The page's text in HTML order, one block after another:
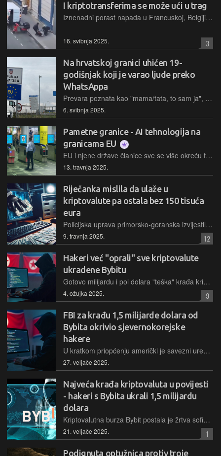
I kriptotransferima se može ući u trag
Iznenadni porast napada u Francuskoj, Belgiji i Španjolskoj tijekom posljednjih nekoliko mjeseci sugerira da je pljačka kriptovaluta kao taktika privukla pažnju organiziranog kriminala zbog uvjerenja da je kriptotransfere nemoguće pratiti što je, pogrešno
16. svibnja 2025. 3
Na hrvatskoj granici uhićen 19-
godišnjak koji je varao ljude preko
WhatsAppa
Prevara poznata kao "mama/tata, to sam ja", kada se počinitelj lažno predstavlja kao dijete koje od roditelja traži novac, dovela je jednog tinejdžera, državljanina Srbije, u hrvatski pritvor
6. svibnja 2025.
Pametne granice - AI tehnologija na
granicama EU
EU i njene države članice sve se više okreću tehnologijama umjetne inteligencije u svojim naporima da ojačaju kontrolu granica i ublaže sigurnosne rizike povezane s prekograničnim terorizmom i teškim kriminalom
13. travnja 2025.
Riječanka mislila da ulaže u
kriptovalute pa ostala bez 150 tisuća
eura
Policijska uprava primorsko-goranska izvijestila je o slučaju u kojem je 47-godišnja hrvatska državljanka iz Rijeke preko Interneta "surađivala" s nepoznatim osobama i ostala bez oveće količine novca
9. travnja 2025. 12
Hakeri već "oprali" sve kriptovalute
ukradene Bybitu
Gotovo milijardu i pol dolara "teška" krađa kriptovaluta dobro je organizirana operacija, što potvrđuje i činjenica da je sav ukradeni iznos već u prvih deset dana temeljito "opran" kako bi mu se teže ušlo u trag
4. ožujka 2025. 9
FBI za krađu 1,5 milijarde dolara od
Bybita okrivio sjevernokorejske
hakere
U kratkom priopćenju američki je savezni ured za istrage potvrdio ono o čemu se posljednjih dana neslužbeno govorilo – glavni osumnjičenik najveću krađu kriptovaluta u povijesti je skupina Lazarus
27. veljače 2025.
Najveća krađa kriptovaluta u povijesti
- hakeri s Bybita ukrali 1,5 milijardu
dolara
Kriptovalutna burza Bybit postala je žrtva sofisticiranog hakerskog napada u kojem je ukradena vrijednost od približno 1,5 milijardi dolara, dosad najveća krađa kriptovaluta u povijesti, premašujući prethodne napade na platforme poput Mt. Gox, CoinCheck i Ronin Bridge
21. veljače 2025. 1
Podignuta optužnica protiv troje